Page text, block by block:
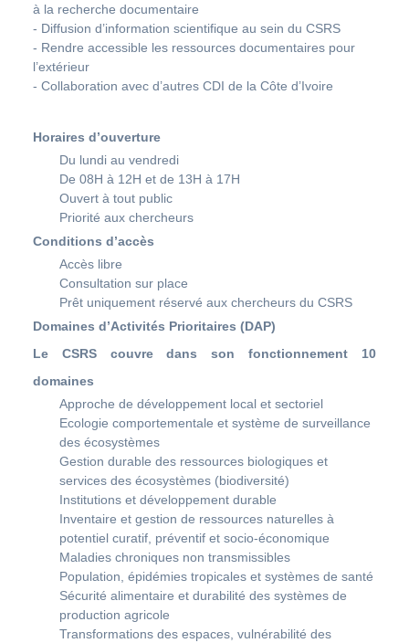
à la recherche documentaire
- Diffusion d’information scientifique au sein du CSRS
- Rendre accessible les ressources documentaires pour
l’extérieur
- Collaboration avec d’autres CDI de la Côte d’Ivoire
Horaires d’ouverture
Du lundi au vendredi
De 08H à 12H et de 13H à 17H
Ouvert à tout public
Priorité aux chercheurs
Conditions d’accès
Accès libre
Consultation sur place
Prêt uniquement réservé aux chercheurs du CSRS
Domaines d’Activités Prioritaires (DAP)
Le CSRS couvre dans son fonctionnement 10
domaines
Approche de développement local et sectoriel
Ecologie comportementale et système de surveillance
des écosystèmes
Gestion durable des ressources biologiques et
services des écosystèmes (biodiversité)
Institutions et développement durable
Inventaire et gestion de ressources naturelles à
potentiel curatif, préventif et socio-économique
Maladies chroniques non transmissibles
Population, épidémies tropicales et systèmes de santé
Sécurité alimentaire et durabilité des systèmes de
production agricole
Transformations des espaces, vulnérabilité des